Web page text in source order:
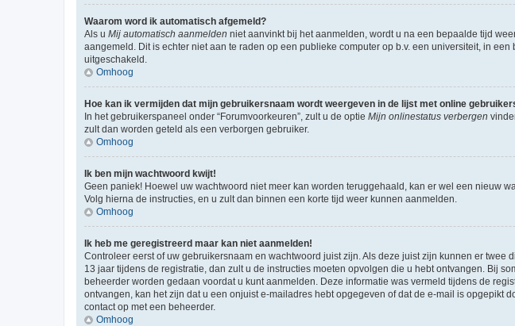
Waarom word ik automatisch afgemeld?
Als u Mij automatisch aanmelden niet aanvinkt bij het aanmelden, wordt u na een bepaalde tijd
aangemeld. Dit is echter niet aan te raden op een publieke computer op b.v. een universiteit, in
uitgeschakeld.
Omhoog
Hoe kan ik vermijden dat mijn gebruikersnaam wordt weergeven in de lijst met online
In het gebruikerspaneel onder “Forumvoorkeuren”, zult u de optie Mijn onlinestatus verbergen
zult dan worden geteld als een verborgen gebruiker.
Omhoog
Ik ben mijn wachtwoord kwijt!
Geen paniek! Hoewel uw wachtwoord niet meer kan worden teruggehaald, kan er wel een nieuw
Volg hierna de instructies, en u zult dan binnen een korte tijd weer kunnen aanmelden.
Omhoog
Ik heb me geregistreerd maar kan niet aanmelden!
Controleer eerst of uw gebruikersnaam en wachtwoord juist zijn. Als deze juist zijn kunnen er
13 jaar tijdens de registratie, dan zult u de instructies moeten opvolgen die u hebt ontvangen. Bij
beheerder worden gedaan voordat u kunt aanmelden. Deze informatie was vermeld tijdens de
ontvangen, kan het zijn dat u een onjuist e-mailadres hebt opgegeven of dat de e-mail is opgepikt
contact op met een beheerder.
Omhoog